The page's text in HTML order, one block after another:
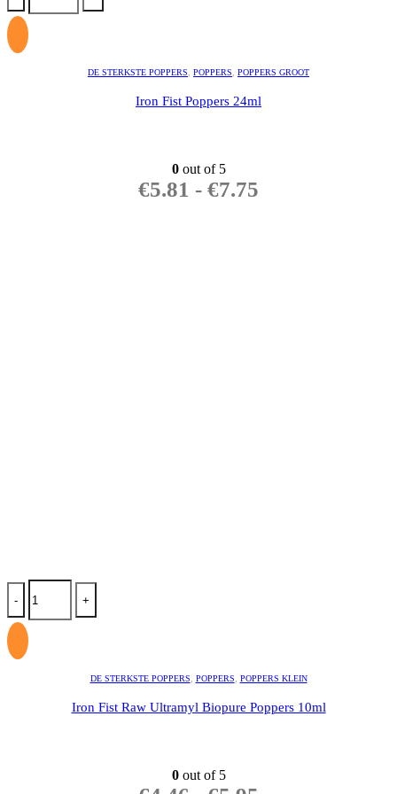
DE STERKSTE POPPERS, POPPERS, POPPERS GROOT
Iron Fist Poppers 24ml
0out of 5
€5.81 - €7.75
- +
DE STERKSTE POPPERS, POPPERS, POPPERS KLEIN
Iron Fist Raw Ultramyl Biopure Poppers 10ml
0out of 5